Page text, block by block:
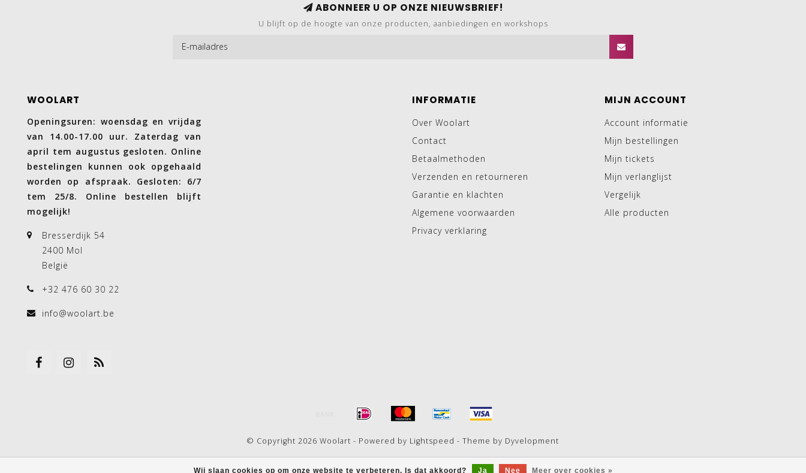
Wij slaan cookies op om onze website te verbeteren. Is dat akkoord? Ja Nee Meer over cookies »
ABONNEER U OP ONZE NIEUWSBRIEF!
U blijft op de hoogte van onze producten, aanbiedingen en workshops
WOOLART
Openingsuren: woensdag en vrijdag
van 14.00-17.00 uur. Zaterdag van
april tem augustus gesloten. Online
bestelingen kunnen ook opgehaald
worden op afspraak. Gesloten: 6/7
tem 25/8. Online bestellen blijft
mogelijk!
Bresserdijk 54
2400 Mol
België
+32 476 60 30 22
info@woolart.be
INFORMATIE
Over Woolart
Contact
Betaalmethoden
Verzenden en retourneren
Garantie en klachten
Algemene voorwaarden
Privacy verklaring
MIJN ACCOUNT
Account informatie
Mijn bestellingen
Mijn tickets
Mijn verlanglijst
Vergelijk
Alle producten
© Copyright 2026 Woolart - Powered by Lightspeed - Theme by Dyvelopment